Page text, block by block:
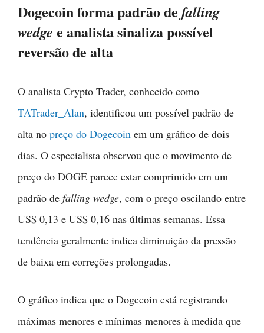
Dogecoin forma padrão de falling
wedge e analista sinaliza possível
reversão de alta
O analista Crypto Trader, conhecido como
TATrader_Alan, identificou um possível padrão de
alta no preço do Dogecoin em um gráfico de dois
dias. O especialista observou que o movimento de
preço do DOGE parece estar comprimido em um
padrão de falling wedge, com o preço oscilando entre
US$ 0,13 e US$ 0,16 nas últimas semanas. Essa
tendência geralmente indica diminuição da pressão
de baixa em correções prolongadas.
O gráfico indica que o Dogecoin está registrando
máximas menores e mínimas menores à medida que